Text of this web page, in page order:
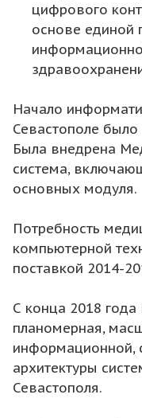
цифрового
основе единой
Начало
Севастополе
Была внедрена
система,
основных модуля.
Потребность
компьютерной
поставкой 2014-
С конца 2018
планомерная,
информационной,
архитектуры
Севастополя.